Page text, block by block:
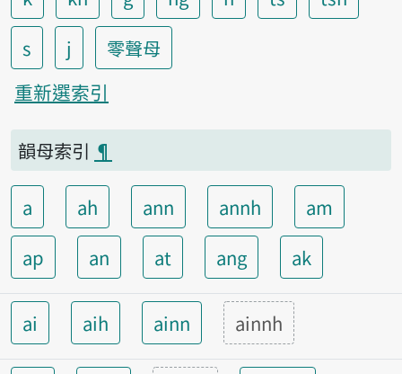
s
j
零聲母
重新選索引
韻母索引 ¶
a ah ann annh
am
ap
an at ang ak
ai aih ainn ainnh